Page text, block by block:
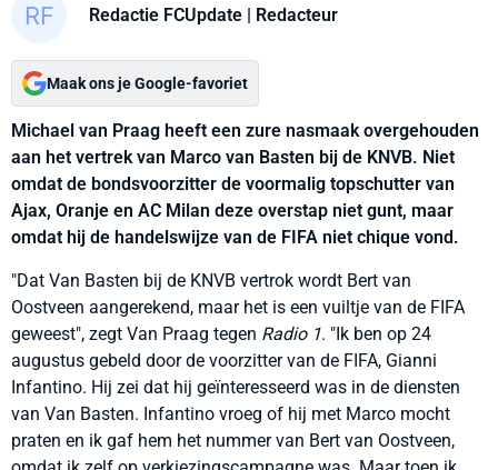
Redactie FCUpdate | Redacteur
Maak ons je Google-favoriet
Michael van Praag heeft een zure nasmaak overgehouden
aan het vertrek van Marco van Basten bij de KNVB. Niet
omdat de bondsvoorzitter de voormalig topschutter van
Ajax, Oranje en AC Milan deze overstap niet gunt, maar
omdat hij de handelswijze van de FIFA niet chique vond.
"Dat Van Basten bij de KNVB vertrok wordt Bert van
Oostveen aangerekend, maar het is een vuiltje van de FIFA
geweest", zegt Van Praag tegen Radio 1. "Ik ben op 24
augustus gebeld door de voorzitter van de FIFA, Gianni
Infantino. Hij zei dat hij geïnteresseerd was in de diensten
van Van Basten. Infantino vroeg of hij met Marco mocht
praten en ik gaf hem het nummer van Bert van Oostveen,